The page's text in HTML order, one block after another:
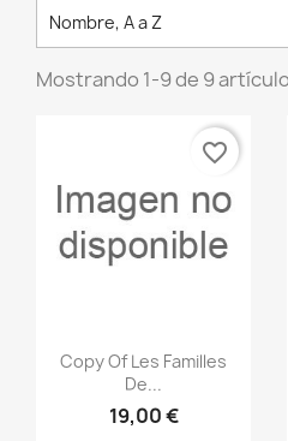
Nombre, A a Z
Mostrando 1-9 de 9
Vista rápida
Copy Of Les Familles
De...
19,00 €
favorite_border